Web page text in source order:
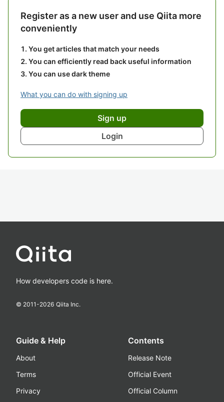
Register as a new user and use Qiita more
conveniently
You get articles that match your needs
You can efficiently read back useful information
You can use dark theme
What you can do with signing up
Sign up
Login
How developers code is here.
© 2011-2026 Qiita Inc.
Guide & Help
About
Terms
Privacy
Contents
Release Note
Official Event
Official Column